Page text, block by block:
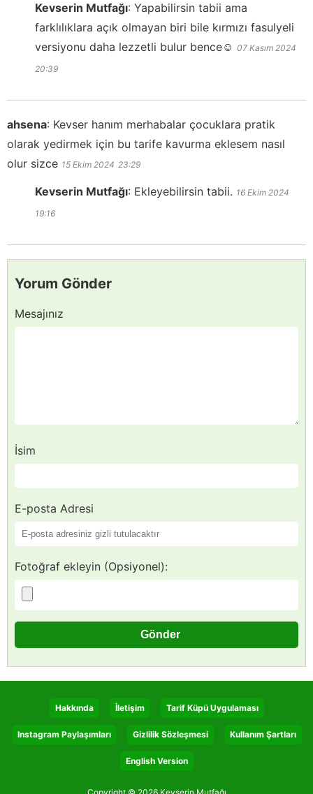
Kevserin Mutfağı: Yapabilirsin tabii ama
farklılıklara açık olmayan biri bile kırmızı fasulyeli
versiyonu daha lezzetli bulur bence☺️ 07 Kasım 2024
20:39
ahsena: Kevser hanım merhabalar çocuklara pratik
olarak yedirmek için bu tarife kavurma eklesem nasıl
olur sizce 15 Ekim 2024 23:29
Kevserin Mutfağı: Ekleyebilirsin tabii. 16 Ekim 2024
19:16
Yorum Gönder
Mesajınız
İsim
E-posta Adresi
Fotoğraf ekleyin (Opsiyonel):
Hakkında İletişim Tarif Küpü Uygulaması
Instagram Paylaşımları Gizlilik Sözleşmesi Kullanım Şartları
English Version